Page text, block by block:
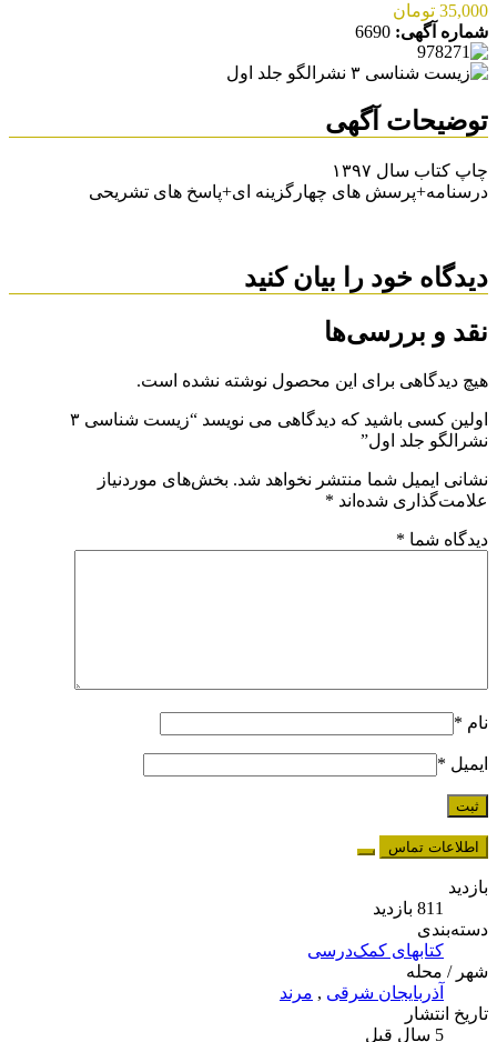
35,000 تومان
شماره آگهی: 6690
توضیحات آگهی
چاپ کتاب سال ۱۳۹۷
درسنامه+پرسش های چهارگزینه ای+پاسخ های تشریحی
دیدگاه خود را بیان کنید
نقد و بررسی‌ها
هیچ دیدگاهی برای این محصول نوشته نشده است.
اولین کسی باشید که دیدگاهی می نویسد “زیست شناسی ۳
نشرالگو جلد اول”
نشانی ایمیل شما منتشر نخواهد شد.بخش‌های موردنیاز
علامت‌گذاری شده‌اند *
دیدگاه شما *
نام *
ایمیل *
اطلاعات تماس
بازدید
811 بازدید
دسته‌بندی
کتابهای کمک‌درسی
شهر / محله
آذربایجان شرقی , مرند
تاریخ انتشار
5 سال قبل